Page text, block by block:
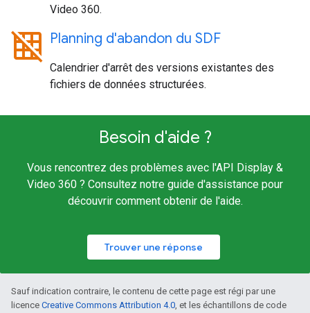
Video 360.
grid_off Planning d'abandon du SDF
Calendrier d'arrêt des versions existantes des
fichiers de données structurées.
Besoin d'aide ?
Vous rencontrez des problèmes avec l'API Display &
Video 360 ? Consultez notre guide d'assistance pour
découvrir comment obtenir de l'aide.
Trouver une réponse
Sauf indication contraire, le contenu de cette page est régi par une
licence Creative Commons Attribution 4.0, et les échantillons de code